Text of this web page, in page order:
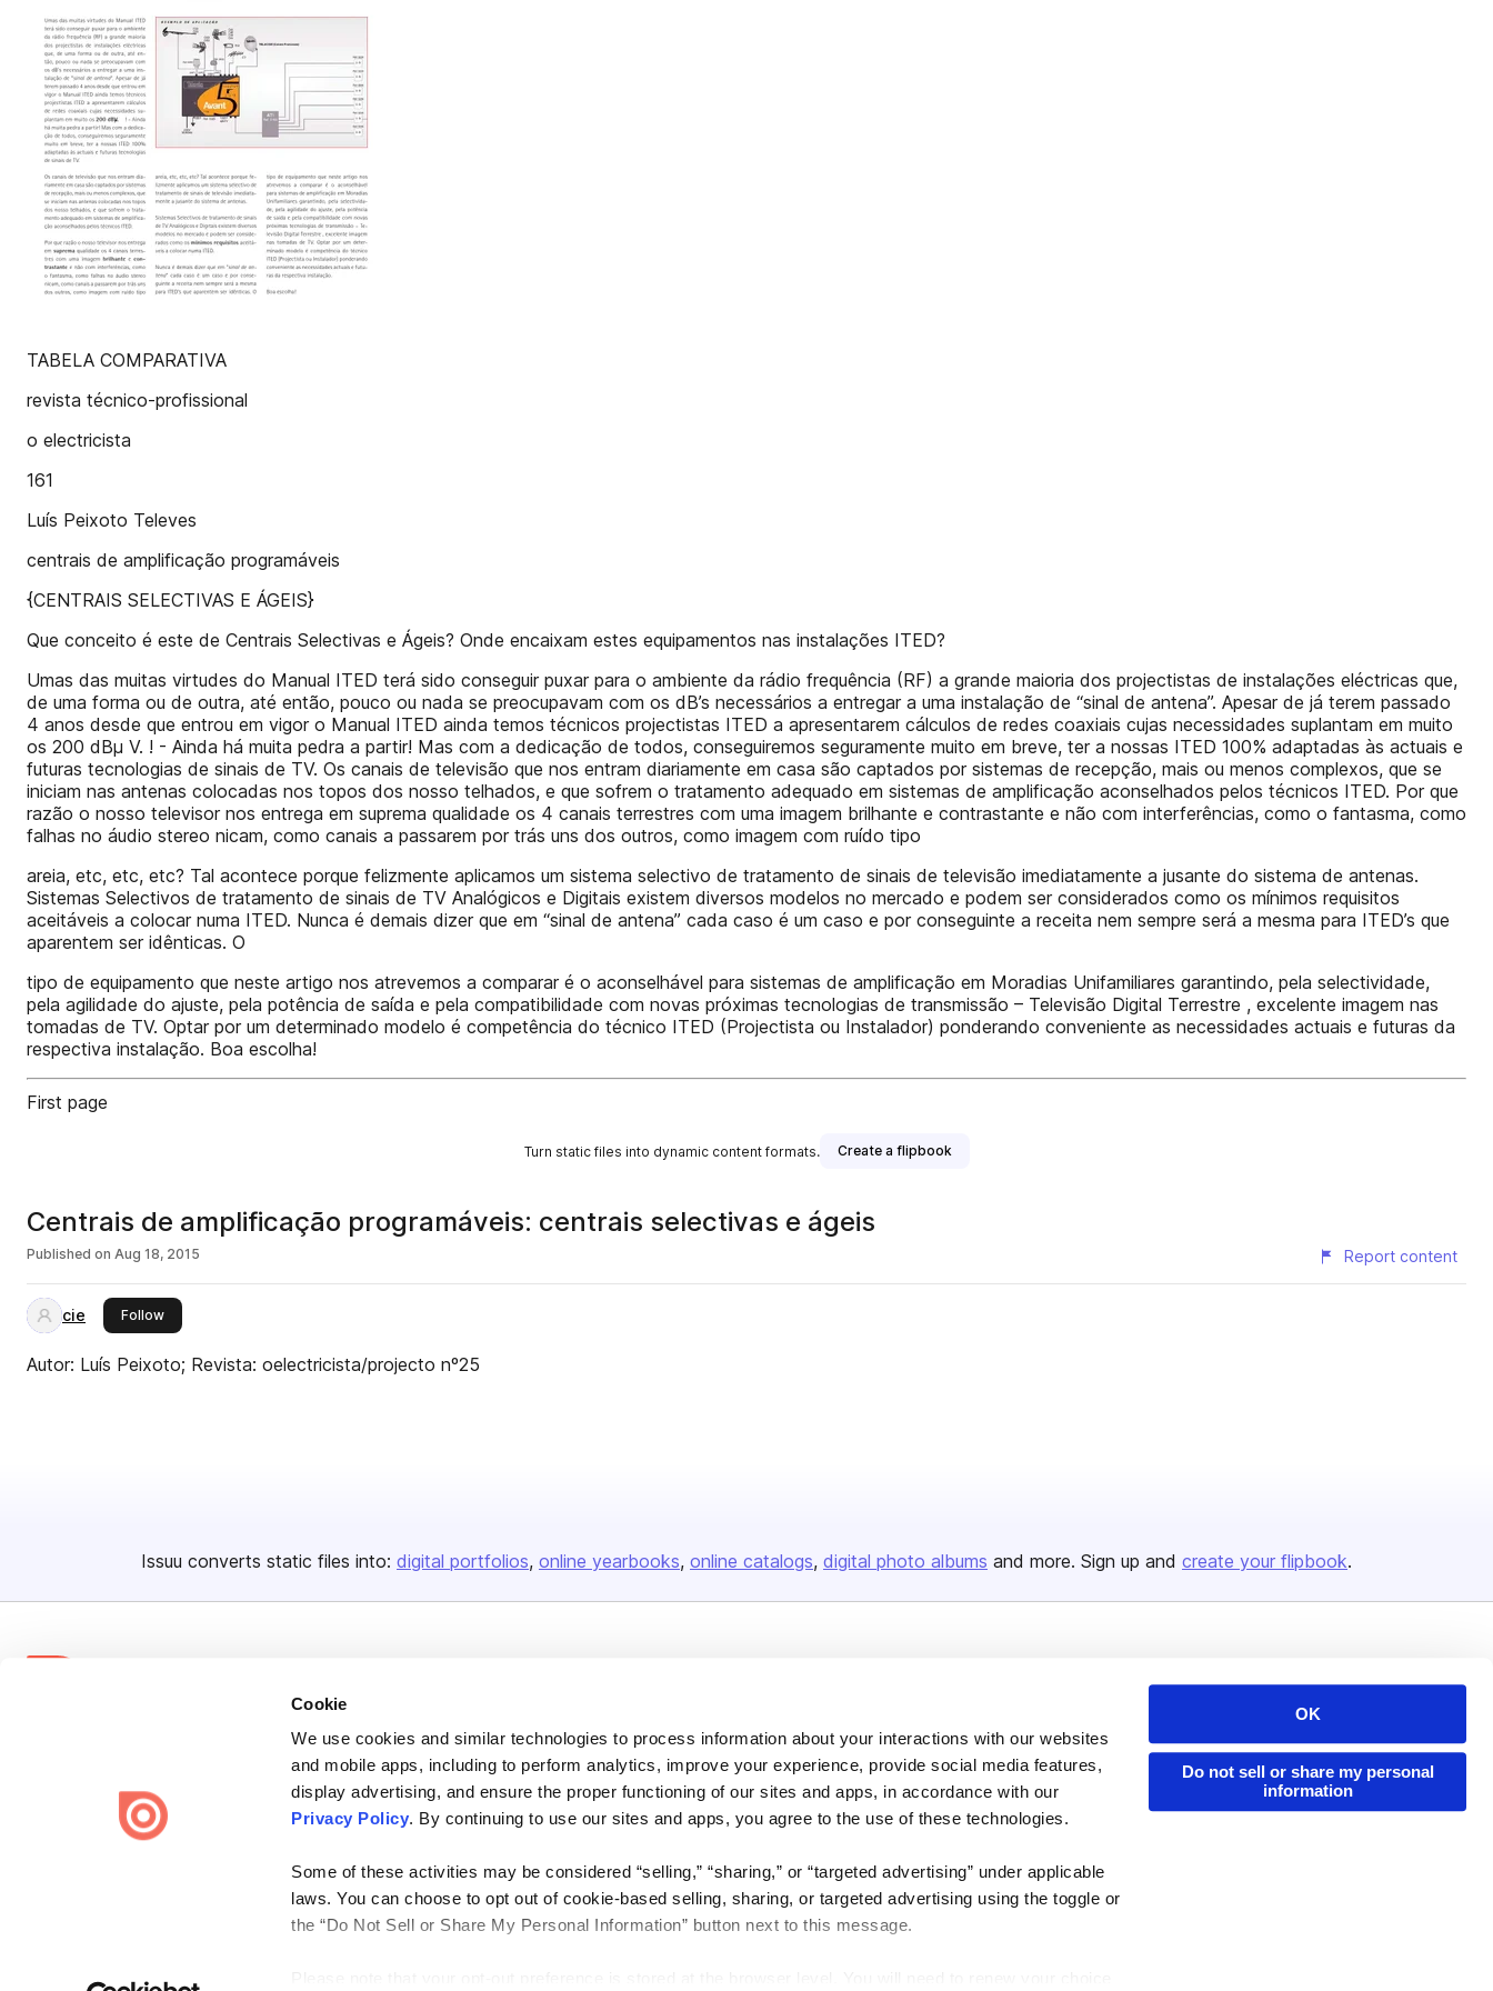
Cookie
We use cookies and similar technologies to process information about your interactions with our websites
and mobile apps, including to perform analytics, improve your experience, provide social media features,
display advertising, and ensure the proper functioning of our sites and apps, in accordance with our
Privacy Policy. By continuing to use our sites and apps, you agree to the use of these technologies.
Some of these activities may be considered “selling,” “sharing,” or “targeted advertising” under applicable
laws. You can choose to opt out of cookie-based selling, sharing, or targeted advertising using the toggle or
the “Do Not Sell or Share My Personal Information” button next to this message.
OK
Do not sell or share my personal
information
TABELA COMPARATIVA
revista técnico-profissional
o electricista
161
Luís Peixoto Televes
centrais de amplificação programáveis
{CENTRAIS SELECTIVAS E ÁGEIS}
Que conceito é este de Centrais Selectivas e Ágeis? Onde encaixam estes equipamentos nas instalações ITED?
Umas das muitas virtudes do Manual ITED terá sido conseguir puxar para o ambiente da rádio frequência (RF) a grande maioria dos projectistas de instalações eléctricas que,
de uma forma ou de outra, até então, pouco ou nada se preocupavam com os dB’s necessários a entregar a uma instalação de “sinal de antena”. Apesar de já terem passado
4 anos desde que entrou em vigor o Manual ITED ainda temos técnicos projectistas ITED a apresentarem cálculos de redes coaxiais cujas necessidades suplantam em muito
os 200 dBµ V. ! - Ainda há muita pedra a partir! Mas com a dedicação de todos, conseguiremos seguramente muito em breve, ter a nossas ITED 100% adaptadas às actuais e
futuras tecnologias de sinais de TV. Os canais de televisão que nos entram diariamente em casa são captados por sistemas de recepção, mais ou menos complexos, que se
iniciam nas antenas colocadas nos topos dos nosso telhados, e que sofrem o tratamento adequado em sistemas de amplificação aconselhados pelos técnicos ITED. Por que
razão o nosso televisor nos entrega em suprema qualidade os 4 canais terrestres com uma imagem brilhante e contrastante e não com interferências, como o fantasma, como
falhas no áudio stereo nicam, como canais a passarem por trás uns dos outros, como imagem com ruído tipo
areia, etc, etc, etc? Tal acontece porque felizmente aplicamos um sistema selectivo de tratamento de sinais de televisão imediatamente a jusante do sistema de antenas.
Sistemas Selectivos de tratamento de sinais de TV Analógicos e Digitais existem diversos modelos no mercado e podem ser considerados como os mínimos requisitos
aceitáveis a colocar numa ITED. Nunca é demais dizer que em “sinal de antena” cada caso é um caso e por conseguinte a receita nem sempre será a mesma para ITED’s que
aparentem ser idênticas. O
tipo de equipamento que neste artigo nos atrevemos a comparar é o aconselhável para sistemas de amplificação em Moradias Unifamiliares garantindo, pela selectividade,
pela agilidade do ajuste, pela potência de saída e pela compatibilidade com novas próximas tecnologias de transmissão – Televisão Digital Terrestre , excelente imagem nas
tomadas de TV. Optar por um determinado modelo é competência do técnico ITED (Projectista ou Instalador) ponderando conveniente as necessidades actuais e futuras da
respectiva instalação. Boa escolha!
First page
Turn static files into dynamic content formats. Create a flipbook
Centrais de amplificação programáveis: centrais selectivas e ágeis
Published on Aug 18, 2015 Report content
cie Followthis publisher
Autor: Luís Peixoto; Revista: oelectricista/projecto nº25
Issuu converts static files into: digital portfolios online yearbooks online catalogs digital photo albums and more. Sign up and create your flipbook.
share everywhere.
Issuu turns PDFs and other files into interactive flipbooks and
engaging content for every channel.
Careers
Plans & Pricing
Press
Features
Industries
Developers
Publisher Directory
Redeem Code